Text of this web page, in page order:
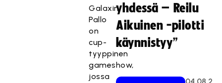
Galaxin
Pallo
on
cup-
tyyppinen
gameshow,
jossa
yhdessä – Reilu
Aikuinen -pilotti
käynnistyy”